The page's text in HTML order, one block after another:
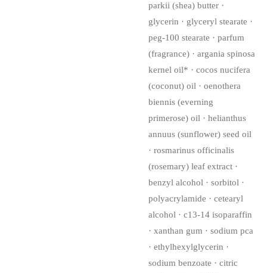
parkii (shea) butter ·
glycerin · glyceryl stearate ·
peg-100 stearate · parfum
(fragrance) · argania spinosa
kernel oil* · cocos nucifera
(coconut) oil · oenothera
biennis (everning
primerose) oil · helianthus
annuus (sunflower) seed oil
· rosmarinus officinalis
(rosemary) leaf extract ·
benzyl alcohol · sorbitol ·
polyacrylamide · cetearyl
alcohol · c13-14 isoparaffin
· xanthan gum · sodium pca
· ethylhexylglycerin ·
sodium benzoate · citric